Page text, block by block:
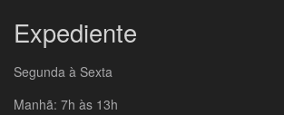
Expediente
Segunda à Sexta
Manhã: 7h às 13h